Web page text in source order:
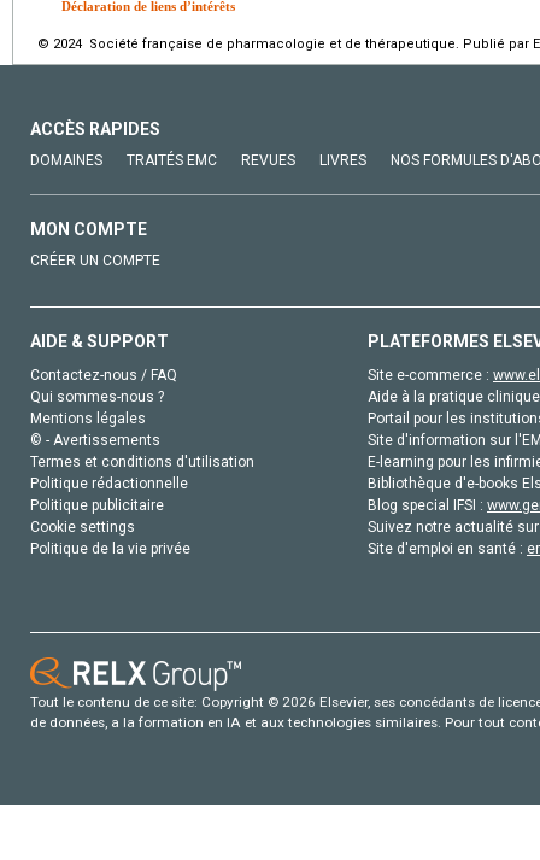
Déclaration de liens d’intérêts
© 2024 Société française de pharmacologie et de thérapeutique. Publié par
ACCÈS RAPIDES
DOMAINES TRAITÉS EMC REVUES LIVRES NOS FORMULES
MON COMPTE
CRÉER UN COMPTE
AIDE & SUPPORT
Contactez-nous / FAQ
Qui sommes-nous ?
Mentions légales
© - Avertissements
Termes et conditions d'utilisation
Politique rédactionnelle
Politique publicitaire
Cookie settings
Politique de la vie privée
PLATEFORMES
Site e-commerce :
Aide à la pratique
Portail pour les
Site d'information sur
E-learning pour les
Bibliothèque d'e-books
Blog special IFSI :
Suivez notre actualité
Site d'emploi en santé :
Tout le contenu de ce site: Copyright © 2026 Elsevier, ses concédants de
de données, a la formation en IA et aux technologies similaires. Pour tout